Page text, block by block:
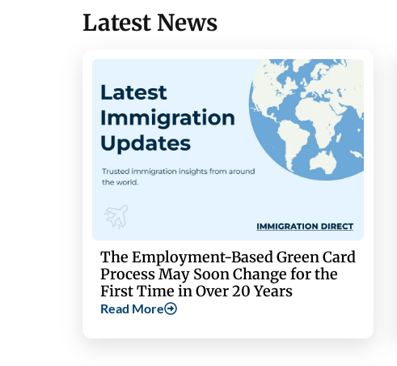
Latest News
The Employment-Based Green Card
Process May Soon Change for the
First Time in Over 20 Years
Read More